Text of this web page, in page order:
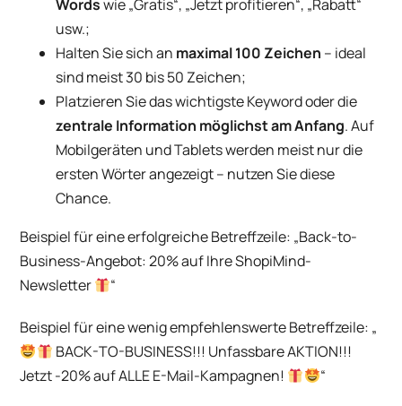
Wordswie „Gratis“, „Jetzt profitieren“, „Rabatt“
usw.;
Halten Sie sich an maximal 100 Zeichen – ideal
sind meist 30 bis 50 Zeichen;
Platzieren Sie das wichtigste Keyword oder die
zentrale Information möglichst am Anfang. Auf
Mobilgeräten und Tablets werden meist nur die
ersten Wörter angezeigt – nutzen Sie diese
Chance.
Beispiel für eine erfolgreiche Betreffzeile: „Back-to-
Business-Angebot: 20% auf Ihre ShopiMind-
Newsletter
“
Beispiel für eine wenig empfehlenswerte Betreffzeile: „
BACK-TO-BUSINESS!!! Unfassbare AKTION!!!
Jetzt -20% auf ALLE E-Mail-Kampagnen!
“